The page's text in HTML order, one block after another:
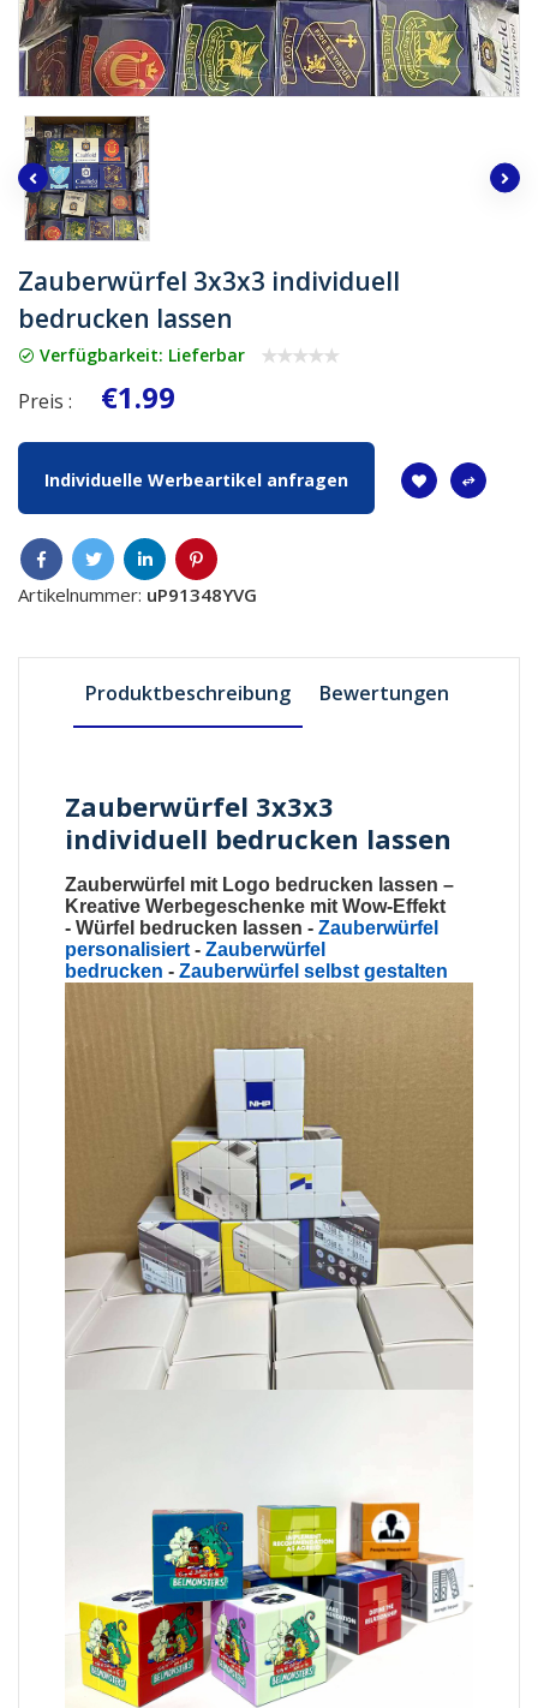
Zauberwürfel 3x3x3 individuell
bedrucken lassen
Verfügbarkeit: Lieferbar
Preis : €1.99
Individuelle Werbeartikel anfragen
Artikelnummer: uP91348YVG
Produktbeschreibung Bewertungen
Zauberwürfel 3x3x3
individuell bedrucken lassen
Zauberwürfel mit Logo bedrucken lassen –
Kreative Werbegeschenke mit Wow-Effekt
-Würfel bedrucken lassen -Zauberwürfel
personalisiert -Zauberwürfel
bedrucken -Zauberwürfel selbst gestalten